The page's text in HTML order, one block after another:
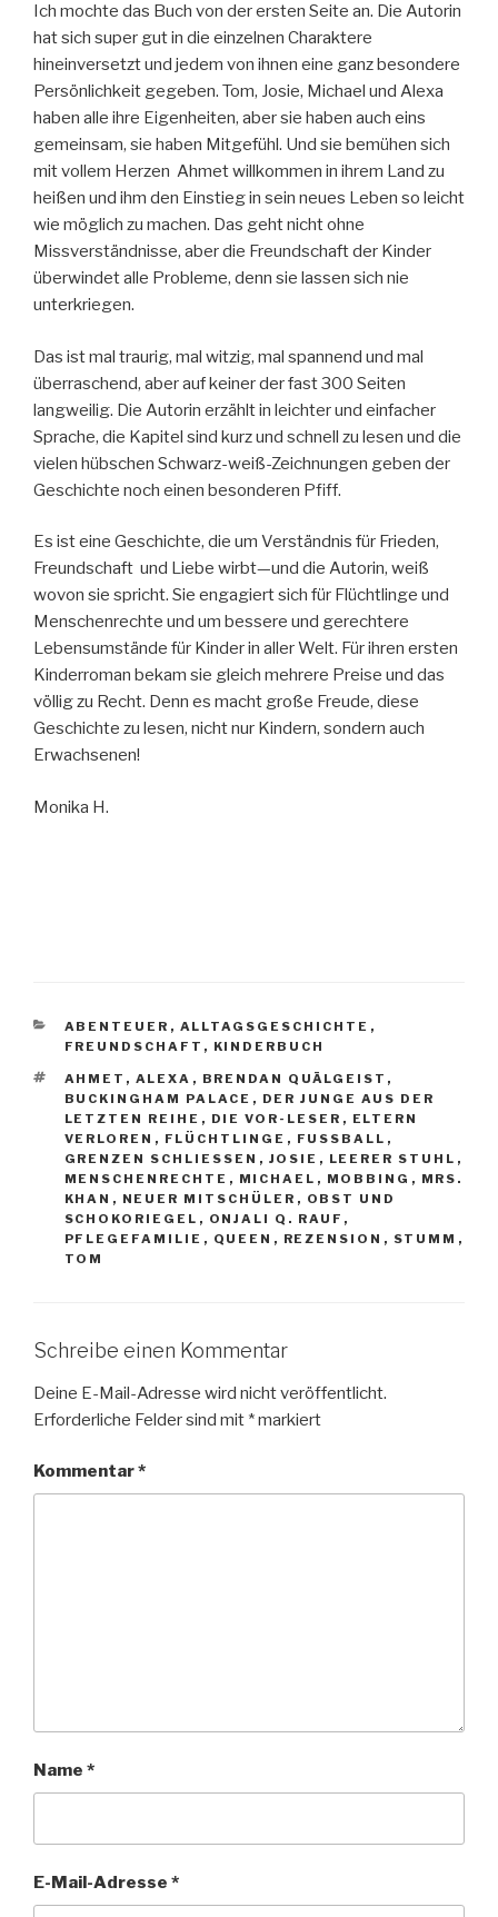
Ich mochte das Buch von der ersten Seite an. Die Autorin
hat sich super gut in die einzelnen Charaktere
hineinversetzt und jedem von ihnen eine ganz besondere
Persönlichkeit gegeben. Tom, Josie, Michael und Alexa
haben alle ihre Eigenheiten, aber sie haben auch eins
gemeinsam, sie haben Mitgefühl. Und sie bemühen sich
mit vollem Herzen Ahmet willkommen in ihrem Land zu
heißen und ihm den Einstieg in sein neues Leben so leicht
wie möglich zu machen. Das geht nicht ohne
Missverständnisse, aber die Freundschaft der Kinder
überwindet alle Probleme, denn sie lassen sich nie
unterkriegen.
Das ist mal traurig, mal witzig, mal spannend und mal
überraschend, aber auf keiner der fast 300 Seiten
langweilig. Die Autorin erzählt in leichter und einfacher
Sprache, die Kapitel sind kurz und schnell zu lesen und die
vielen hübschen Schwarz-weiß-Zeichnungen geben der
Geschichte noch einen besonderen Pfiff.
Es ist eine Geschichte, die um Verständnis für Frieden,
Freundschaft und Liebe wirbt—und die Autorin, weiß
wovon sie spricht. Sie engagiert sich für Flüchtlinge und
Menschenrechte und um bessere und gerechtere
Lebensumstände für Kinder in aller Welt. Für ihren ersten
Kinderroman bekam sie gleich mehrere Preise und das
völlig zu Recht. Denn es macht große Freude, diese
Geschichte zu lesen, nicht nur Kindern, sondern auch
Erwachsenen!
Monika H.
KATEGORIEN
ABENTEUER , ALLTAGSGESCHICHTE ,
FREUNDSCHAFT , KINDERBUCH
SCHLAGWÖRTER
AHMET , ALEXA , BRENDAN QUÄLGEIST ,
BUCKINGHAM PALACE , DER JUNGE AUS DER
LETZTEN REIHE , DIE VOR-LESER , ELTERN
VERLOREN , FLÜCHTLINGE , FUSSBALL
,
GRENZEN SCHLIESSEN
, JOSIE , LEERER STUHL ,
MENSCHENRECHTE , MICHAEL , MOBBING , MRS.
KHAN , NEUER MITSCHÜLER , OBST UND
SCHOKORIEGEL , ONJALI Q. RAUF ,
PFLEGEFAMILIE , QUEEN , REZENSION , STUMM ,
TOM
Schreibe einen Kommentar
Deine E-Mail-Adresse wird nicht veröffentlicht.
Erforderliche Felder sind mit *markiert
Kommentar*
Name *
E-Mail-Adresse *